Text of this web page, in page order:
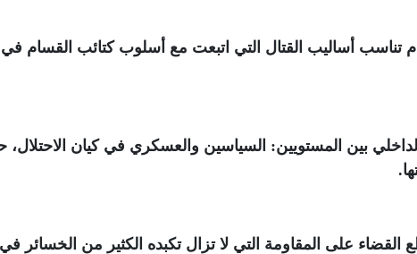
أساليب القتال التي اتبعت مع أسلوب كتائب القسام في
بين المستويين: السياسين والعسكري في كيان الاحتلال،
.
على المقاومة التي لا تزال تكبده الكثير من الخسائر في